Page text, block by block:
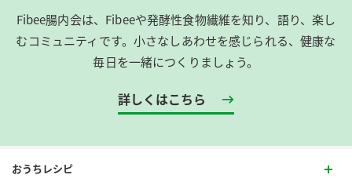
Fibee腸内会は、​Fibeeや発酵性食物繊維を知り、語り、楽し
むコミュニティです。​小さなしあわせを感じられる、健康な
毎日を一緒につくりましょう。
詳しくはこちら
おうちレシピ